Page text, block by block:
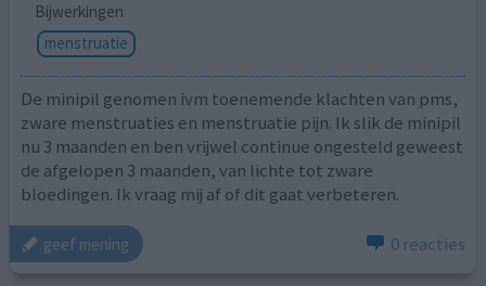
Bijwerkingen
menstruatie
De minipil genomen ivm toenemende klachten van pms,
zware menstruaties en menstruatie pijn. Ik slik de minipil
nu 3 maanden en ben vrijwel continue ongesteld geweest
de afgelopen 3 maanden, van lichte tot zware
bloedingen. Ik vraag mij af of dit gaat verbeteren.
geef mening 0 reacties